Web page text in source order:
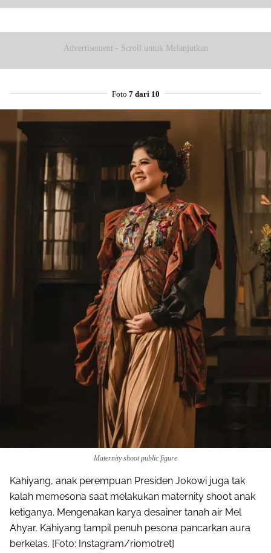
Masyarakat
Advertisement - Scroll untuk Melanjutkan
Foto 7 dari 10
Maternity shoot public figure
Kahiyang, anak perempuan Presiden Jokowi juga tak
kalah memesona saat melakukan maternity shoot anak
ketiganya. Mengenakan karya desainer tanah air Mel
Ahyar, Kahiyang tampil penuh pesona pancarkan aura
berkelas. [Foto: Instagram/riomotret]